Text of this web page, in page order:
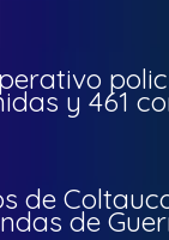
y 461
de
de